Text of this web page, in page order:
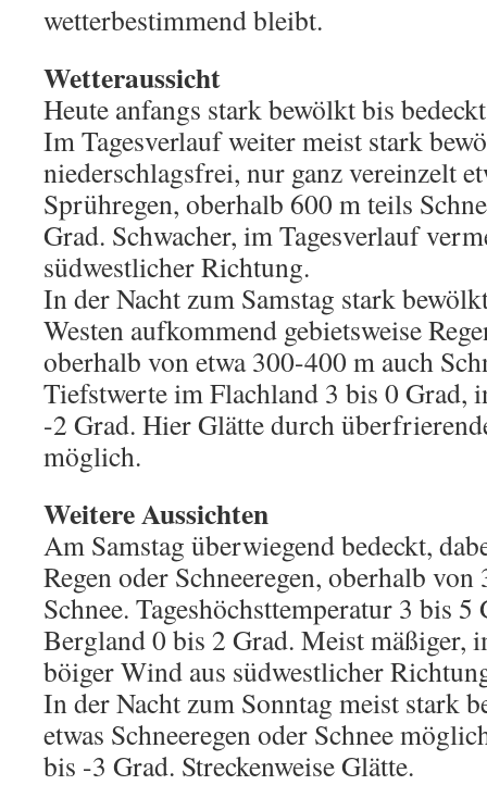
wetterbestimmend bleibt.
Wetteraussicht
Heute anfangs stark bewölkt bis
Im Tagesverlauf weiter meist stark
niederschlagsfrei, nur ganz vereinzelt
Sprühregen, oberhalb 600 m teils
Grad. Schwacher, im Tagesverlauf
südwestlicher Richtung.
In der Nacht zum Samstag stark
Westen aufkommend gebietsweise
oberhalb von etwa 300-400 m auch
Tiefstwerte im Flachland 3 bis 0 Grad,
-2 Grad. Hier Glätte durch
möglich.
Weitere Aussichten
Am Samstag überwiegend bedeckt,
Regen oder Schneeregen, oberhalb
Schnee. Tageshöchsttemperatur 3 bis
Bergland 0 bis 2 Grad. Meist mäßiger,
böiger Wind aus südwestlicher
In der Nacht zum Sonntag meist stark
etwas Schneeregen oder Schnee
bis -3 Grad. Streckenweise Glätte.